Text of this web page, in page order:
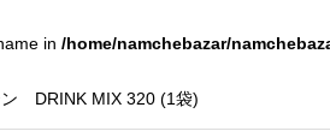
in /home/namchebazar/
DRINK MIX 320 (1袋)